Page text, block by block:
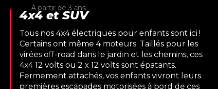
4x4 et SUV
Tous nos 4x4 électriques pour enfants sont ici !
Certains ont même 4 moteurs. Taillés pour les
virées off-road dans le jardin et les chemins, ces
4x4 12 volts ou 2 x 12 volts sont épatants.
Fermement attachés, vos enfants vivront leurs
premières escapades motorisées à bord de ces
À partir de 3 ans